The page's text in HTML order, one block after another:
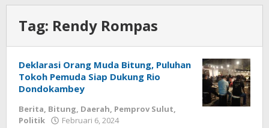
Tag: Rendy Rompas
Deklarasi Orang Muda Bitung, Puluhan
Tokoh Pemuda Siap Dukung Rio
Dondokambey
Berita, Bitung, Daerah, Pemprov Sulut,
Politik
Februari 6, 2024